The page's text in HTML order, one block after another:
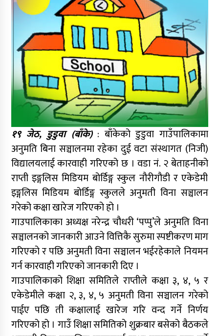
१९ जेठ, डुडुवा (बाँके): बाँकेको डुडुवा गाउँपालिकामा
अनुमति बिना सञ्चालनमा रहेका दुई वटा संस्थागत (निजी)
विद्यालयलाई कारवाही गरिएको छ । वडा नं. २ बेताहनीको
राप्ती इङ्गलिस मिडियम बोर्डिङ्ग स्कुल नौरीगौडी र एकेडेमी
इङ्गलिस मिडियम बोर्डिङ्ग स्कुलले अनुमती विना सञ्चालन
गरेको कक्षा खारेज गरिएको हो ।
गाउपालिकाका अध्यक्ष नरेन्द्र चौधरी ‘पप्पु’ले अनुमति विना
सञ्चालनको जानकारी आउने वित्तिकै सुरुमा स्पष्टीकरण माग
गरिएको र पछि अनुमती विना सञ्चालन भईरहेकाले नियमन
गर्न कारवाही गरिएको जानकारी दिए ।
गाउपालिकाको शिक्षा समितिले राप्तीले कक्षा ३, ४, ५ र
एकेडेमीले कक्षा २, ३, ४, ५ अनुमती विना सञ्चालन गरेको
पाईए पछि ती कक्षालाई खारेज गरि वन्द गर्ने निर्णय
गरिएको हो । गाउँ शिक्षा समितिको शुक्रबार बसेको बैठकले